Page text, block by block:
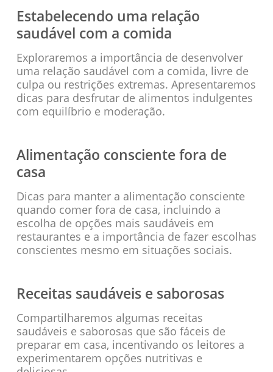
Estabelecendo uma relação
saudável com a comida
Exploraremos a importância de desenvolver
uma relação saudável com a comida, livre de
culpa ou restrições extremas. Apresentaremos
dicas para desfrutar de alimentos indulgentes
com equilíbrio e moderação.
Alimentação consciente fora de
casa
Dicas para manter a alimentação consciente
quando comer fora de casa, incluindo a
escolha de opções mais saudáveis em
restaurantes e a importância de fazer escolhas
conscientes mesmo em situações sociais.
Receitas saudáveis e saborosas
Compartilharemos algumas receitas
saudáveis e saborosas que são fáceis de
preparar em casa, incentivando os leitores a
experimentarem opções nutritivas e